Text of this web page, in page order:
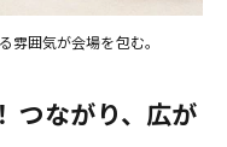
雰囲気が会場を包む。
つながり、広が